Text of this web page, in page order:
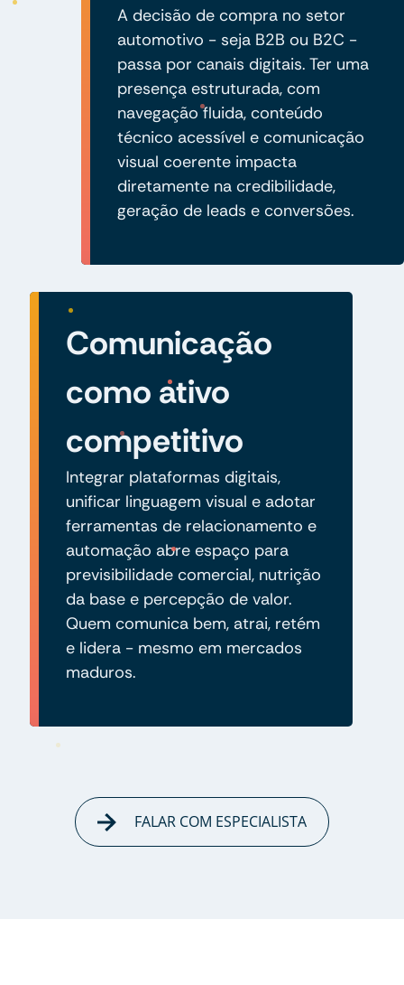
A decisão de compra no setor
automotivo - seja B2B ou B2C -
passa por canais digitais. Ter uma
presença estruturada, com
navegação fluida, conteúdo
técnico acessível e comunicação
visual coerente impacta
diretamente na credibilidade,
geração de leads e conversões.
Comunicação
como ativo
competitivo
Integrar plataformas digitais,
unificar linguagem visual e adotar
ferramentas de relacionamento e
automação abre espaço para
previsibilidade comercial, nutrição
da base e percepção de valor.
Quem comunica bem, atrai, retém
e lidera - mesmo em mercados
maduros.
FALAR COM ESPECIALISTA